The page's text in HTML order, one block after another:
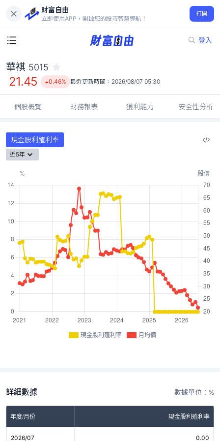
財富自由
立即使用APP，開啟您的股市智慧導航！
打開
登入
21.45
0.46%
華祺 5015
21.45 0.46% 最近更新時間： 2026/08/07 05:30
個股概覽 財務報表 獲利能力 安全性分析
現金股利殖利率
近5年
現金股利殖利率 月均價
詳細數據 數據單位：%
年度/月份 現金股利殖利率
2026/07 0.00